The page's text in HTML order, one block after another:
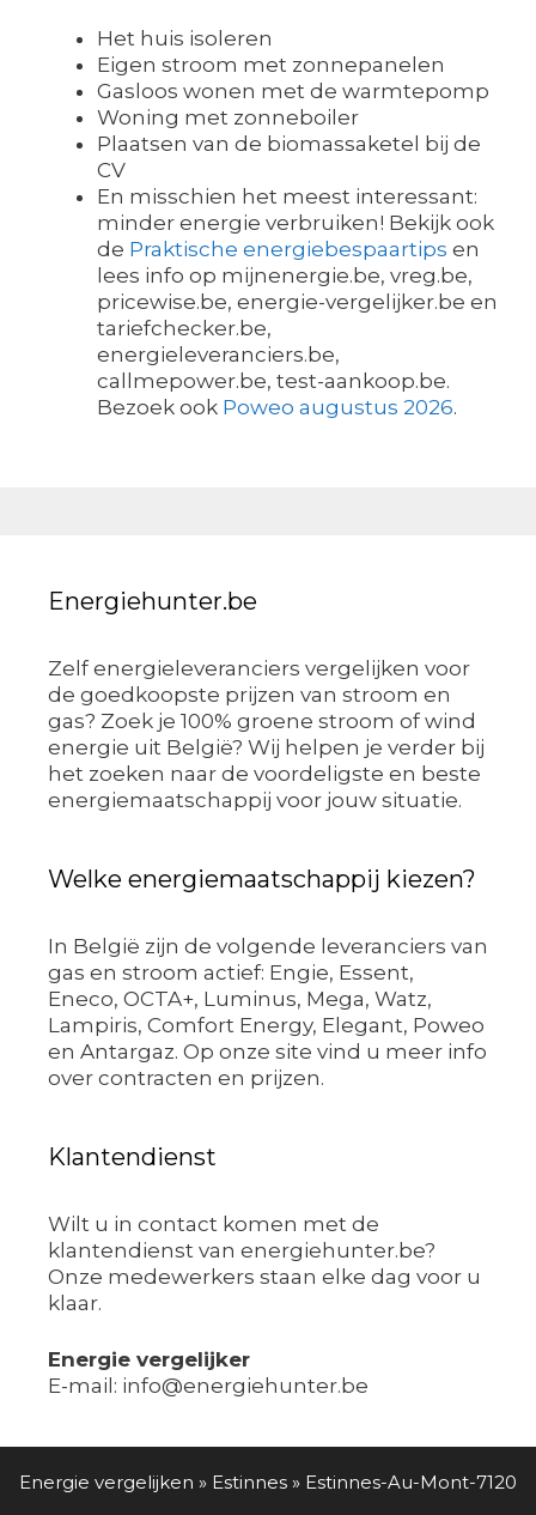
Het huis isoleren
Eigen stroom met zonnepanelen
Gasloos wonen met de warmtepomp
Woning met zonneboiler
Plaatsen van de biomassaketel bij de
CV
En misschien het meest interessant:
minder energie verbruiken! Bekijk ook
de Praktische energiebespaartips en
lees info op mijnenergie.be, vreg.be,
pricewise.be, energie-vergelijker.be en
tariefchecker.be,
energieleveranciers.be,
callmepower.be, test-aankoop.be.
Bezoek ook Poweo augustus 2026.
Energiehunter.be
Zelf energieleveranciers vergelijken voor
de goedkoopste prijzen van stroom en
gas? Zoek je 100% groene stroom of wind
energie uit België? Wij helpen je verder bij
het zoeken naar de voordeligste en beste
energiemaatschappij voor jouw situatie.
Welke energiemaatschappij kiezen?
In België zijn de volgende leveranciers van
gas en stroom actief: Engie, Essent,
Eneco, OCTA+, Luminus, Mega, Watz,
Lampiris, Comfort Energy, Elegant, Poweo
en Antargaz. Op onze site vind u meer info
over contracten en prijzen.
Klantendienst
Wilt u in contact komen met de
klantendienst van energiehunter.be?
Onze medewerkers staan elke dag voor u
klaar.
Energie vergelijker
E-mail: info@energiehunter.be
Energie vergelijken » Estinnes » Estinnes-Au-Mont-7120